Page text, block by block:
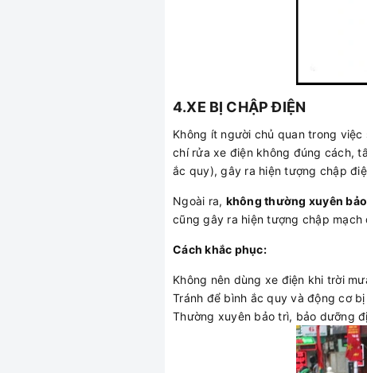
4.XE BỊ CHẬP ĐIỆN
Không ít người chủ quan trong
chí rửa xe điện không đúng cách,
ắc quy), gây ra hiện tượng chập
Ngoài ra, không thường xuyên
cũng gây ra hiện tượng chập mạch
Cách khắc phục:
Không nên dùng xe điện khi trời
Tránh để bình ắc quy và động cơ
Thường xuyên bảo trì, bảo dưỡng